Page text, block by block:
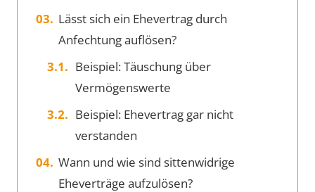
Lässt sich ein Ehevertrag durch
Anfechtung auflösen?
Beispiel: Täuschung über
Vermögenswerte
Beispiel: Ehevertrag gar nicht
verstanden
Wann und wie sind sittenwidrige
Eheverträge aufzulösen?